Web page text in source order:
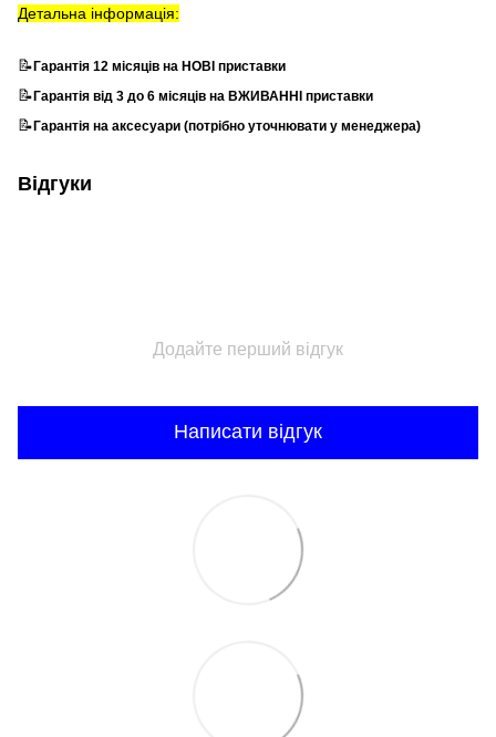
Детальна інформація:
📝Гарантія 12 місяців на НОВІ приставки
📝Гарантія від 3 до 6 місяців на ВЖИВАННІ приставки
📝Гарантія на аксесуари (потрібно уточнювати у менеджера)
Відгуки
Додайте перший відгук
Написати відгук